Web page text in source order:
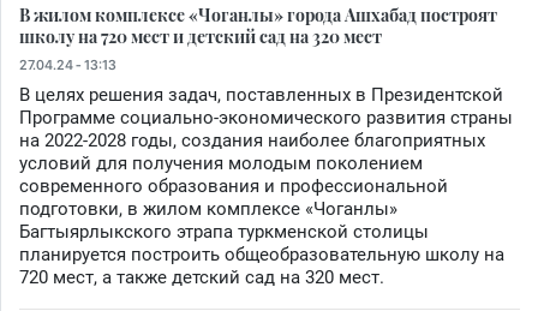
В жилом комплексе «Чоганлы» города Ашхабад построят
школу на 720 мест и детский сад на 320 мест
27.04.24 - 13:13
В целях решения задач, поставленных в Президентской
Программе социально-экономического развития страны
на 2022-2028 годы, создания наиболее благоприятных
условий для получения молодым поколением
современного образования и профессиональной
подготовки, в жилом комплексе «Чоганлы»
Багтыярлыкского этрапа туркменской столицы
планируется построить общеобразовательную школу на
720 мест, а также детский сад на 320 мест.